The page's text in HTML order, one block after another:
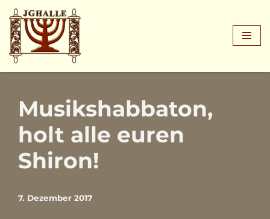
Zum
Inhalt
springen
Musikshabbaton,
holt alle euren
Shiron!
7. Dezember 2017